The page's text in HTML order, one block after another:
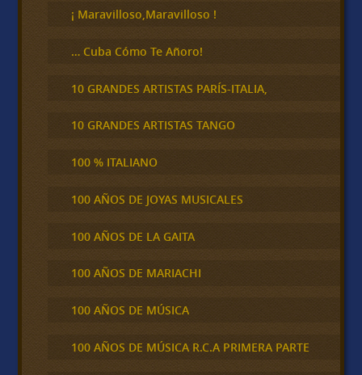
¡ Maravilloso,Maravilloso !
… Cuba Cómo Te Añoro!
10 GRANDES ARTISTAS PARÍS-ITALIA,
10 GRANDES ARTISTAS TANGO
100 % ITALIANO
100 AÑOS DE JOYAS MUSICALES
100 AÑOS DE LA GAITA
100 AÑOS DE MARIACHI
100 AÑOS DE MÚSICA
100 AÑOS DE MÚSICA R.C.A PRIMERA PARTE